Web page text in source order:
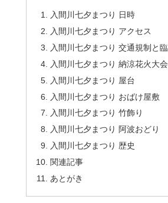
入間川七夕まつり 日時
入間川七夕まつり アクセス
入間川七夕まつり 交通規制と
入間川七夕まつり 納涼花火大
入間川七夕まつり 屋台
入間川七夕まつり おばけ屋敷
入間川七夕まつり 竹飾り
入間川七夕まつり 阿波おどり
入間川七夕まつり 歴史
関連記事
あとがき